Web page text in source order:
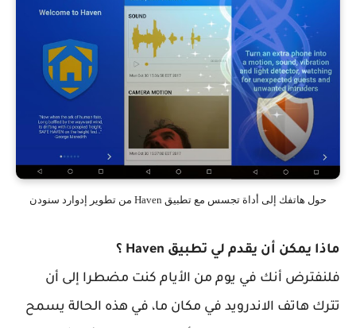
حول هاتفك إلى أداة تجسس مع تطبيق Haven من تطوير إدوارد سنودن
ماذا يمكن أن يقدم لي تطبيق Haven ؟
فلنفترض أنك في يوم من الأيام كنت مضطرا إلى أن
تترك هاتف الاندرويد في مكان ما، في هذه الحالة يسمح